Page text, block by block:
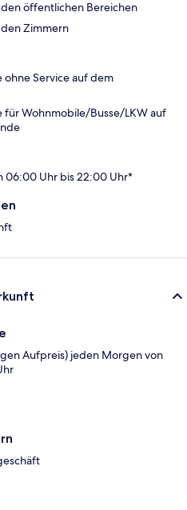
den öffentlichen Bereichen
Zimmern
ohne Service auf dem
für Wohnmobile/Busse/LKW auf
06:00 Uhr bis 22:00 Uhr*
Aufpreis) jeden Morgen von